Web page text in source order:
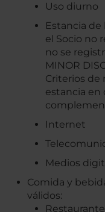
Uso diurno
Estancia de
el Socio no
no se
MINOR
Criterios de
estancia en
Internet
Medios
Comida y
válidos: